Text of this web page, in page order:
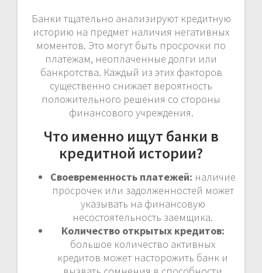
Банки тщательно анализируют кредитную
историю на предмет наличия негативных
моментов. Это могут быть просрочки по
платежам, неоплаченные долги или
банкротства. Каждый из этих факторов
существенно снижает вероятность
положительного решения со стороны
финансового учреждения.
Что именно ищут банки в
кредитной истории?
Своевременность платежей: наличие
просрочек или задолженностей может
указывать на финансовую
несостоятельность заемщика.
Количество открытых кредитов:
большое количество активных
кредитов может насторожить банк и